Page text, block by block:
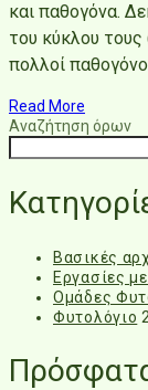
και παθογόνα.
του κύκλου τους
πολλοί
Read More
Αναζήτηση όρων
Βασικές
Εργασίες
Ομάδες
Φυτολόγιο